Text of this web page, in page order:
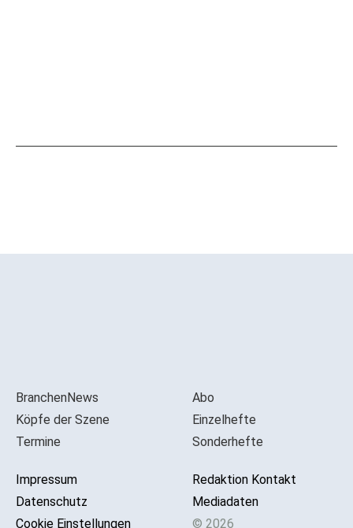
BranchenNews
Köpfe der Szene
Termine
Impressum
Datenschutz
Cookie Einstellungen
Abo
Einzelhefte
Sonderhefte
Redaktion Kontakt
Mediadaten
© 2026